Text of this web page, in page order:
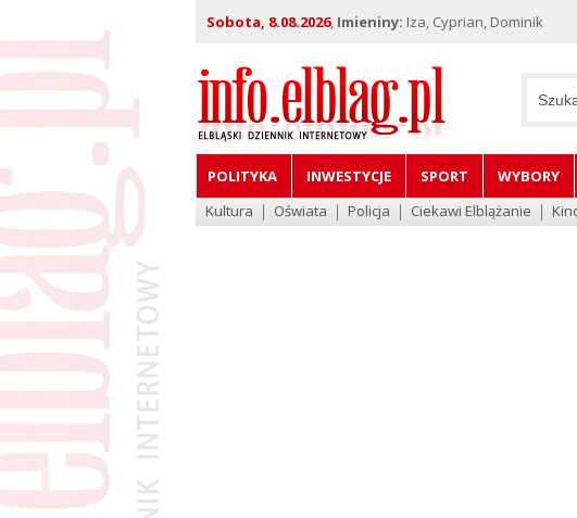
Sobota, 8.08.2026, Imieniny: Iza, Cyprian, Dominik
POLITYKA INWESTYCJE SPORT WYBORY
Kultura
Oświata Policja Ciekawi Elblążanie